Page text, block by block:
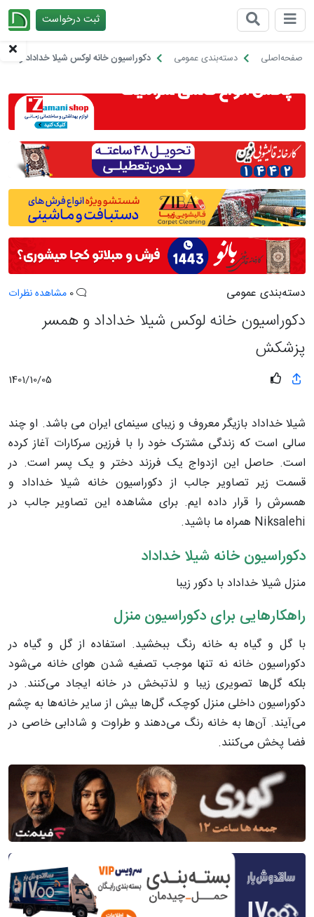
ثبت درخواست
صفحه‌اصلی دسته‌بندی عمومی دکوراسیون خانه لوکس شیلا خداداد و
دسته‌بندی عمومی مشاهده نظرات
دکوراسیون خانه لوکس شیلا خداداد و همسر
پزشکش
1401/10/05
شیلا خداداد بازیگر معروف و زیبای سینمای ایران می باشد. او چند
سالی است که زندگی مشترک خود را با فرزین سرکارات آغاز کرده
است. حاصل این ازدواج یک فرزند دختر و یک پسر است. در
قسمت زیر تصاویر جالب از دکوراسیون خانه شیلا خداداد و
همسرش را قرار داده ایم. برای مشاهده این تصاویر جالب در
Niksalehi همراه ما باشید.
دکوراسیون خانه شیلا خداداد
منزل شیلا خداداد با دکور زیبا
راهکارهایی برای دکوراسیون منزل
با گل و گیاه به خانه رنگ ببخشید. استفاده از گل و گیاه در
دکوراسیون خانه نه تنها موجب تصفیه شدن هوای خانه می‌شود
بلکه گل‌ها تصویری زیبا و لذتبخش در خانه ایجاد می‌کنند. در
دکوراسیون داخلی منزل کوچک، گل‌ها بیش از سایر خانه‌ها به چشم
می‌آیند. آن‌ها به خانه رنگ می‌دهند و طراوت و شادابی خاصی در
فضا پخش می‌کنند.